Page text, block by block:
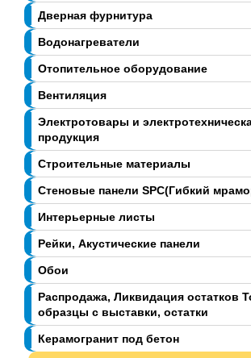
Дверная фурнитура
Водонагреватели
Отопительное оборудование
Вентиляция
Электротовары и
продукция
Строительные материалы
Стеновые панели SPC(Гибкий
Интерьерные листы
Рейки, Акустические панели
Обои
Распродажа, Ликвидация остатков
образцы с выставки, остатки
Керамогранит под бетон